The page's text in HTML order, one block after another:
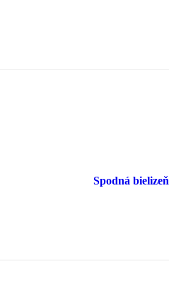
Spodná bielizeň